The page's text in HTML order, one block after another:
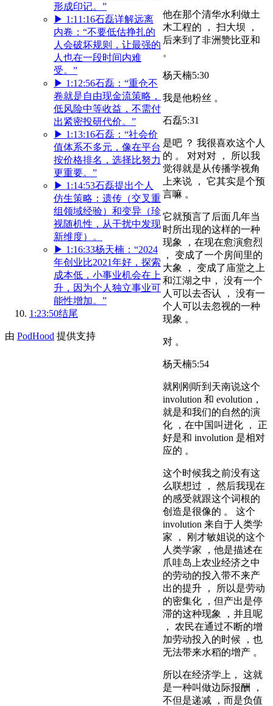
形成印记。”
▶ 1:11:16石磊详解远离
内卷：“不要低估挣扎的
人会破坏规则，让最强的
人也在一段时间内难
受。”
▶ 1:12:56石磊：“重仓不
卷就是自由现金流策略，
低风险中等收益，不需付
出紧密投研代价。”
▶ 1:13:16石磊：“社会价
值体系不多元，像在平台
按价格排名，选择比努力
更重要。”
▶ 1:14:53石磊提出个人
仿生策略：遗传（交叉重
组领域经验）和变异（珍
视随机性，从干扰中发现
新维度）。
▶ 1:16:33杨天楠：“2024
年创业比2021年好，探索
成本低，小事业机会在上
升，因为个人独立事业可
能性增加。”
1:23:50结尾
由 PodHood 提供支持
他在那个清华水利做土
木工程的 ， 扫大坝 ，
后来到了非洲赞比亚和
。
杨天楠5:30
我是他粉丝 。
石磊5:31
是吧 ？ 我很喜欢这个人
的 。 对对对 ， 所以我
觉得就是从传播学视角
上来说 ， 它其实是个预
言嘛 。
它就预言了后面几年当
时所出现的这样的一种
现象 ，在现在愈演愈烈
， 变成了一个房间里的
大象 ， 变成了庙堂之上
和江湖之中， 没有一个
人可以去否认 ， 没有一
个人可以去忽视的一种
现象 。
对 。
杨天楠5:54
就刚刚听到天南说这个
involution 和 evolution，
就是和我们的自然的演
化 ，在中国叫进化 ， 正
好是和 involution 是相对
应的 。
这个时候我之前没有这
么联想过 ， 然后我现在
的感受就跟这个词根的
创造是很像的 。 这个
involution 来自于人类学
家 ， 刚才敏姐说的这个
人类学家 ，他是描述在
爪哇岛上农业经济之中
的劳动的投入带不来产
出的提升 ， 所以是劳动
的密集化 ，但产出是停
滞的这种现象 ，并且呢
， 农民在通过不断的增
加劳动投入的时候 ，也
无法带来水稻的增产 。
所以在经济学上， 这就
是一种叫做边际报酬 ，
不但是递减 ，而是负值